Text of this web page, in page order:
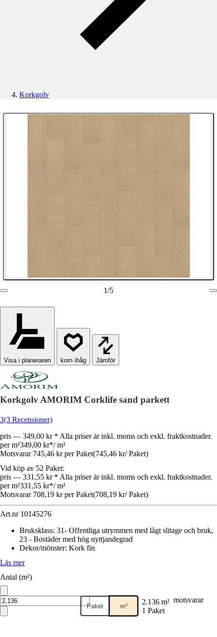
Korkgolv
1/5
Visa i planeraren Jämför
Korkgolv AMORIM Corklife sand parkett
3(3 Recensioner)
pris — 349,00 kr * Alla priser är inkl. moms och exkl. fraktkostnader.
per m²349,00 kr*/ m²
Motsvarar 745,46 kr per Paket(745,46 kr/ Paket)
Vid köp av 52 Paket:
pris — 331,55 kr * Alla priser är inkl. moms och exkl. fraktkostnader.
per m²331,55 kr*/ m²
Motsvarar 708,19 kr per Paket(708,19 kr/ Paket)
Art.nr 10145276
Bruksklass: 31- Offentliga utrymmen med lågt slitage och bruk,
23 - Bostäder med hög nyttjandegrad
Dekor/mönster: Kork fin
Läs mer
Antal (m²)
Paket m² 2.136 m² motsvarar
1 Paket